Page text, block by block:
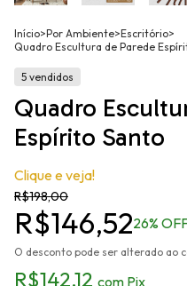
Início>Por Ambiente>Escritório>
Quadro Escultura de Parede
5 vendidos
Quadro
Espírito Santo
Clique e veja!
R$198,00
R$146,5226%
O desconto pode ser alterado ao
R$142,12 com Pix